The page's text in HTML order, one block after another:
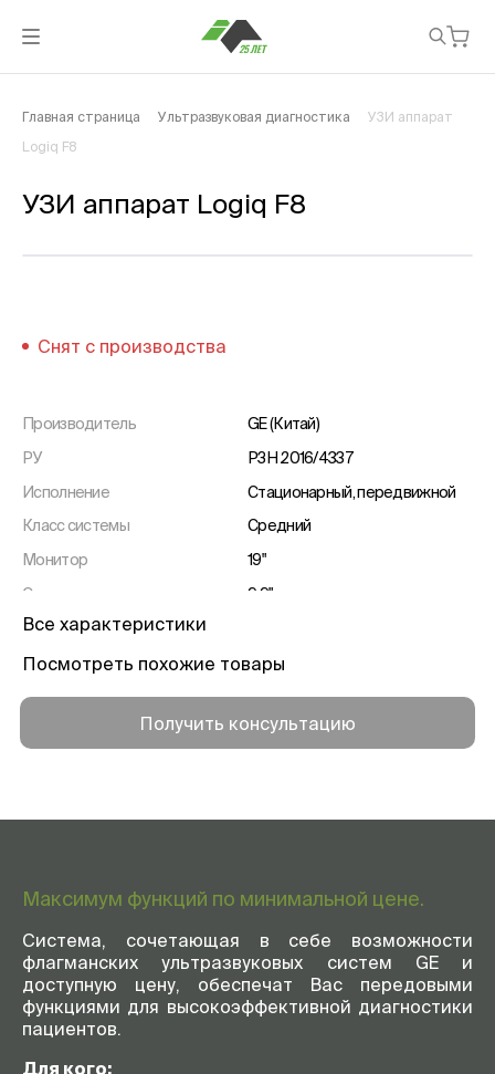
Главная страница Ультразвуковая диагностика УЗИ аппарат
Logiq F8
УЗИ аппарат Logiq F8
Снят с производства
Производитель
GE (Китай)
РУ
РЗН 2016/4337
Исполнение
Стационарный, передвижной
Класс системы
Средний
Монитор
19"
Сенсорная панель
9,9"
Активные порты
Вес
65 кг
Гарантия
3 года
Все характеристики
Посмотреть похожие товары
Получить консультацию
Максимум функций по минимальной цене.
Система, сочетающая в себе возможности
флагманских ультразвуковых систем GE и
доступную цену, обеспечат Вас передовыми
функциями для высокоэффективной диагностики
пациентов.
Для кого: